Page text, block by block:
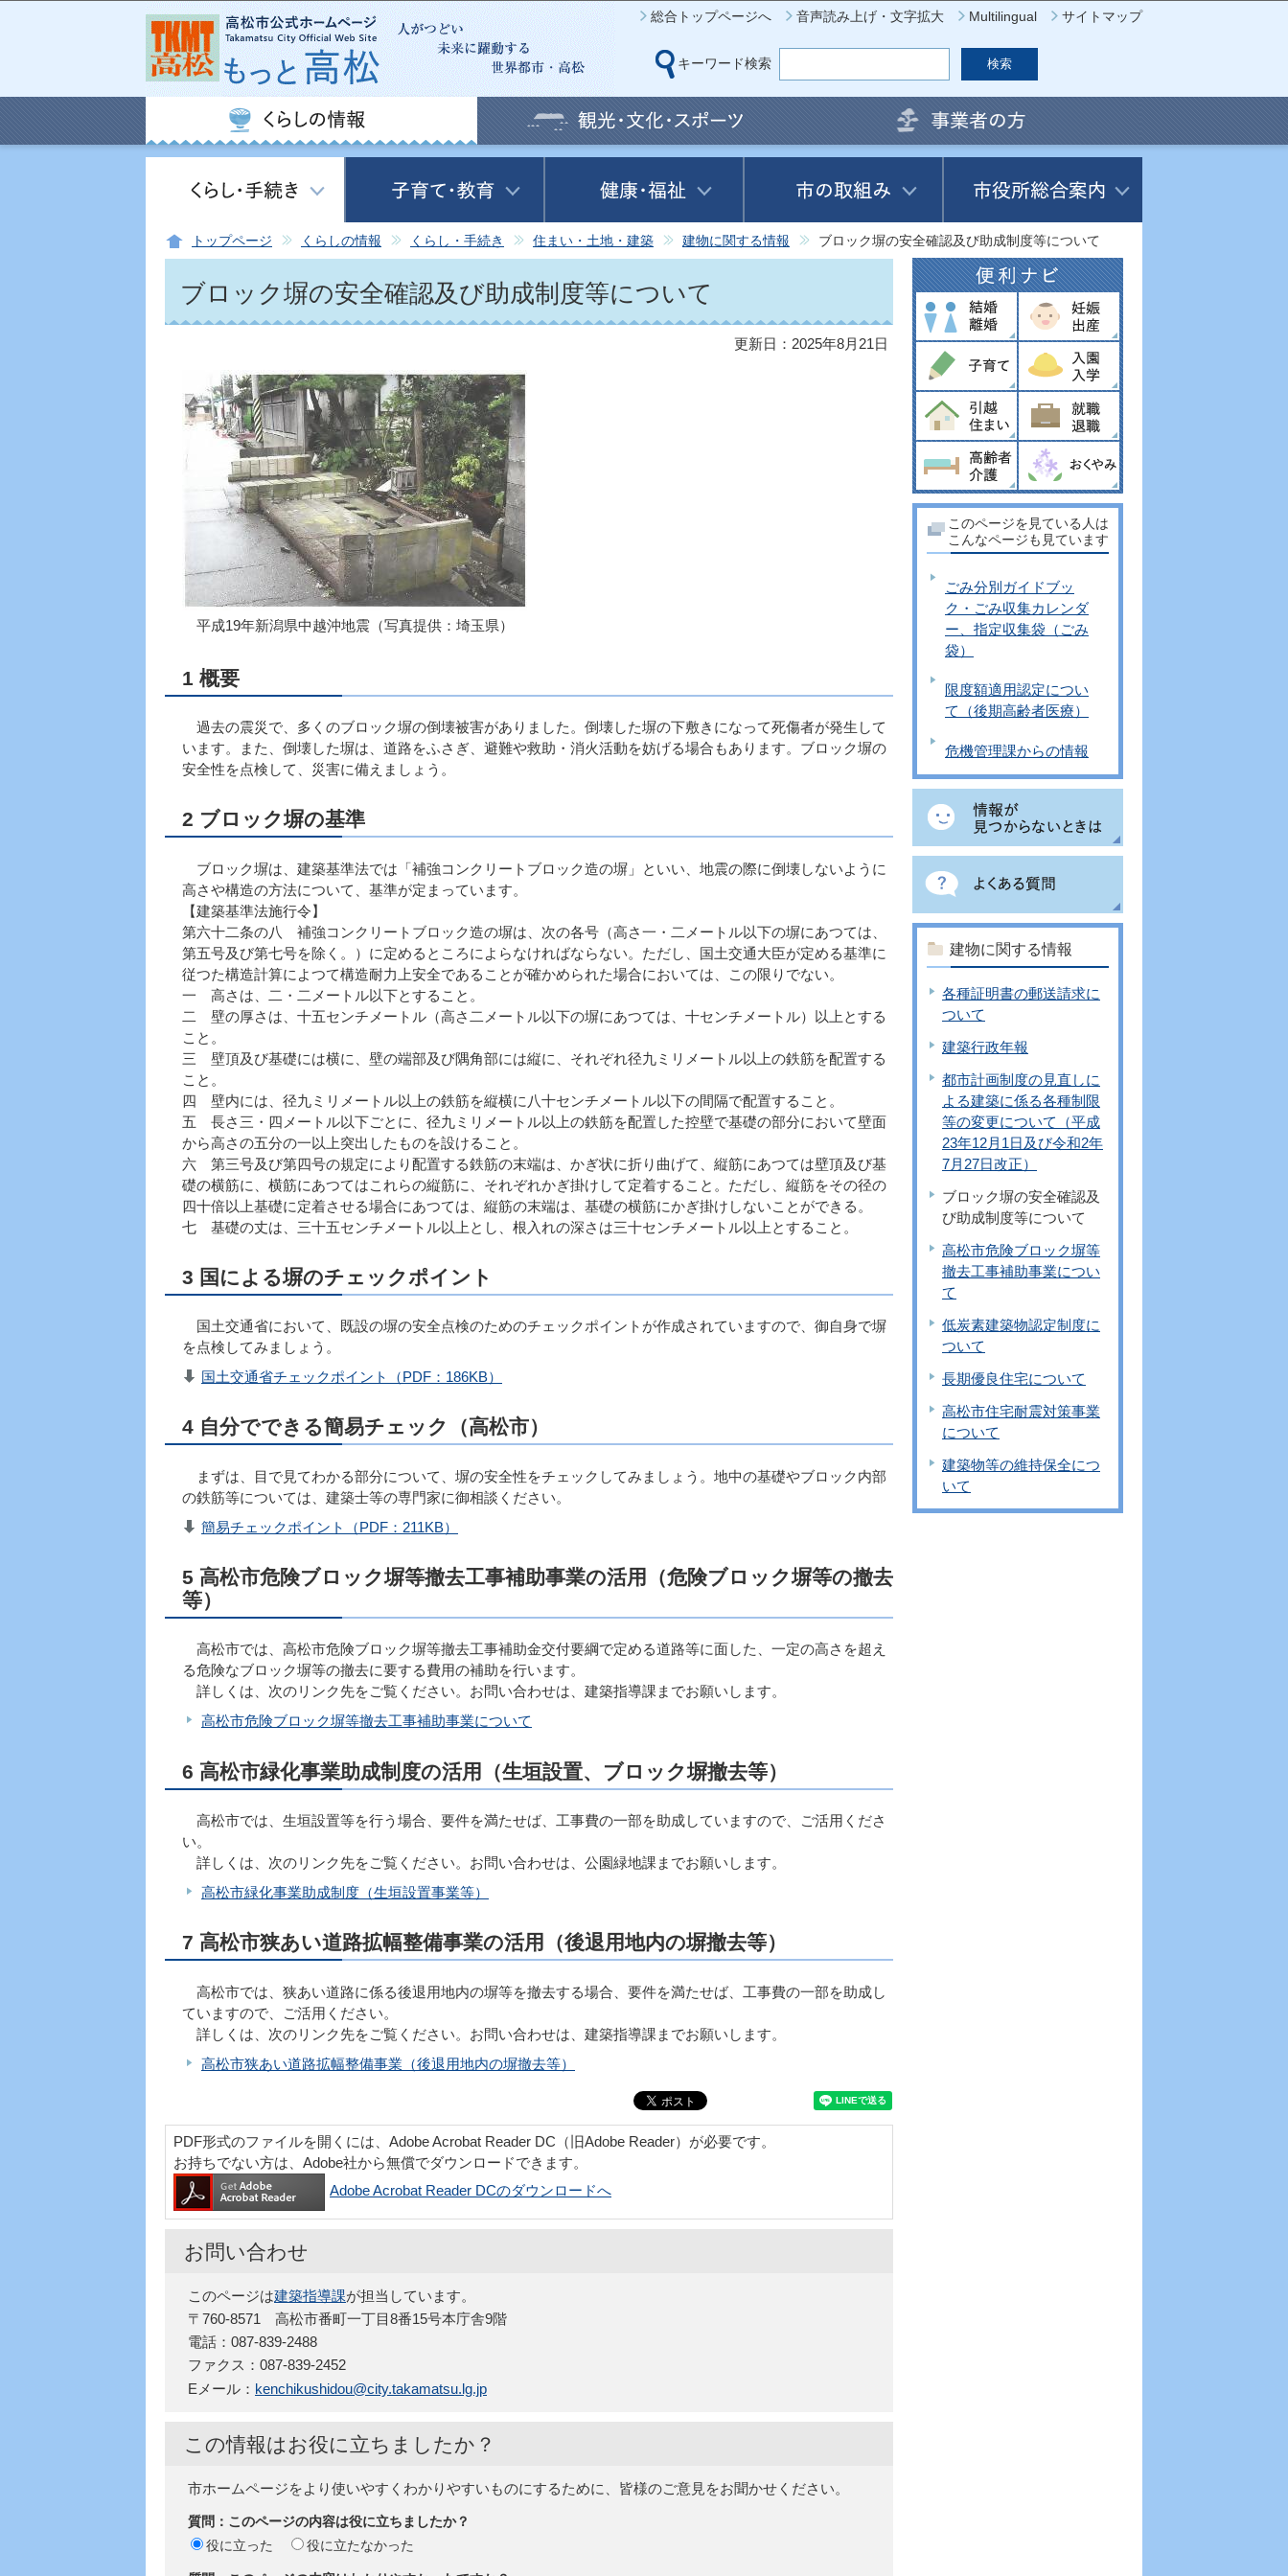
このページの本文へ移動
総合トップページへ 音声読み上げ・文字拡大 Multilingual サイトマップ
キーワード検索
トップページ くらしの情報 くらし・手続き 住まい・土地・建築 建物に関する情報 ブロック塀の安全確認及び助成制度等について
ブロック塀の安全確認及び助成制度等について
更新日：2025年8月21日
平成19年新潟県中越沖地震（写真提供：埼玉県）
1 概要
過去の震災で、多くのブロック塀の倒壊被害がありました。倒壊した塀の下敷きになって死傷者が発生して
います。また、倒壊した塀は、道路をふさぎ、避難や救助・消火活動を妨げる場合もあります。ブロック塀の
安全性を点検して、災害に備えましょう。
2 ブロック塀の基準
ブロック塀は、建築基準法では「補強コンクリートブロック造の塀」といい、地震の際に倒壊しないように
高さや構造の方法について、基準が定まっています。
【建築基準法施行令】
第六十二条の八 補強コンクリートブロック造の塀は、次の各号（高さ一・二メートル以下の塀にあつては、
第五号及び第七号を除く。）に定めるところによらなければならない。ただし、国土交通大臣が定める基準に
従つた構造計算によつて構造耐力上安全であることが確かめられた場合においては、この限りでない。
一 高さは、二・二メートル以下とすること。
二 壁の厚さは、十五センチメートル（高さ二メートル以下の塀にあつては、十センチメートル）以上とする
こと。
三 壁頂及び基礎には横に、壁の端部及び隅角部には縦に、それぞれ径九ミリメートル以上の鉄筋を配置する
こと。
四 壁内には、径九ミリメートル以上の鉄筋を縦横に八十センチメートル以下の間隔で配置すること。
五 長さ三・四メートル以下ごとに、径九ミリメートル以上の鉄筋を配置した控壁で基礎の部分において壁面
から高さの五分の一以上突出したものを設けること。
六 第三号及び第四号の規定により配置する鉄筋の末端は、かぎ状に折り曲げて、縦筋にあつては壁頂及び基
礎の横筋に、横筋にあつてはこれらの縦筋に、それぞれかぎ掛けして定着すること。ただし、縦筋をその径の
四十倍以上基礎に定着させる場合にあつては、縦筋の末端は、基礎の横筋にかぎ掛けしないことができる。
七 基礎の丈は、三十五センチメートル以上とし、根入れの深さは三十センチメートル以上とすること。
3 国による塀のチェックポイント
国土交通省において、既設の塀の安全点検のためのチェックポイントが作成されていますので、御自身で塀
を点検してみましょう。
国土交通省チェックポイント（PDF：186KB）
4 自分でできる簡易チェック（高松市）
まずは、目で見てわかる部分について、塀の安全性をチェックしてみましょう。地中の基礎やブロック内部
の鉄筋等については、建築士等の専門家に御相談ください。
簡易チェックポイント（PDF：211KB）
5 高松市危険ブロック塀等撤去工事補助事業の活用（危険ブロック塀等の撤去
等）
高松市では、高松市危険ブロック塀等撤去工事補助金交付要綱で定める道路等に面した、一定の高さを超え
る危険なブロック塀等の撤去に要する費用の補助を行います。
詳しくは、次のリンク先をご覧ください。お問い合わせは、建築指導課までお願いします。
高松市危険ブロック塀等撤去工事補助事業について
6 高松市緑化事業助成制度の活用（生垣設置、ブロック塀撤去等）
高松市では、生垣設置等を行う場合、要件を満たせば、工事費の一部を助成していますので、ご活用くださ
い。
詳しくは、次のリンク先をご覧ください。お問い合わせは、公園緑地課までお願いします。
高松市緑化事業助成制度（生垣設置事業等）
7 高松市狭あい道路拡幅整備事業の活用（後退用地内の塀撤去等）
高松市では、狭あい道路に係る後退用地内の塀等を撤去する場合、要件を満たせば、工事費の一部を助成し
ていますので、ご活用ください。
詳しくは、次のリンク先をご覧ください。お問い合わせは、建築指導課までお願いします。
高松市狭あい道路拡幅整備事業（後退用地内の塀撤去等）
PDF形式のファイルを開くには、Adobe Acrobat Reader DC（旧Adobe Reader）が必要です。
お持ちでない方は、Adobe社から無償でダウンロードできます。
Adobe Acrobat Reader DCのダウンロードへ
お問い合わせ
このページは建築指導課が担当しています。
〒760-8571 高松市番町一丁目8番15号本庁舎9階
電話：087-839-2488
ファクス：087-839-2452
Eメール： kenchikushidou@city.takamatsu.lg.jp
この情報はお役に立ちましたか？
市ホームページをより使いやすくわかりやすいものにするために、皆様のご意見をお聞かせください。
質問：このページの内容は役に立ちましたか？
役に立った
役に立たなかった
このページを見ている人は
こんなページも見ています
ごみ分別ガイドブッ
ク・ごみ収集カレンダ
ー、指定収集袋（ごみ
袋）
限度額適用認定につい
て（後期高齢者医療）
危機管理課からの情報
建物に関する情報
各種証明書の郵送請求に
ついて
建築行政年報
都市計画制度の見直しに
よる建築に係る各種制限
等の変更について（平成
23年12月1日及び令和2年
7月27日改正）
ブロック塀の安全確認及
び助成制度等について
高松市危険ブロック塀等
撤去工事補助事業につい
て
低炭素建築物認定制度に
ついて
長期優良住宅について
高松市住宅耐震対策事業
について
建築物等の維持保全につ
いて